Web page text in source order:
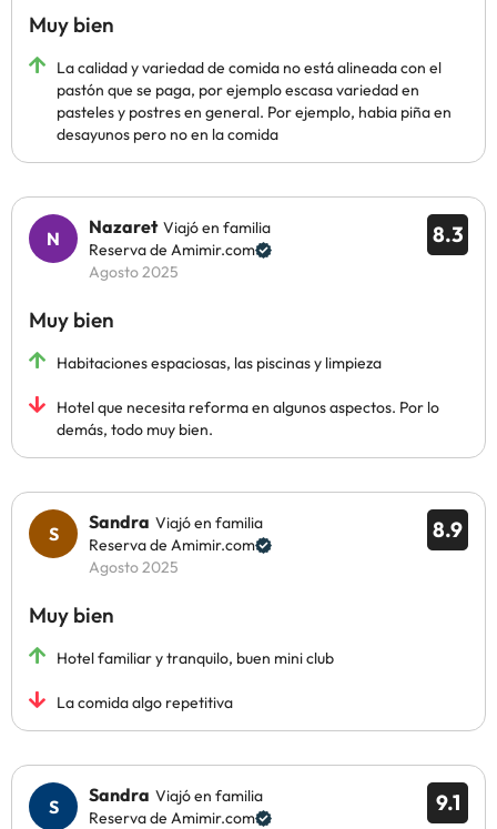
Muy bien
La calidad y variedad de comida no está alineada con el
pastón que se paga, por ejemplo escasa variedad en
pasteles y postres en general. Por ejemplo, habia piña en
desayunos pero no en la comida
8.3
Nazaret Viajó en familia
Reserva de Amimir.com
Agosto 2025
Muy bien
Habitaciones espaciosas, las piscinas y limpieza
Hotel que necesita reforma en algunos aspectos. Por lo
demás, todo muy bien.
8.9
Sandra Viajó en familia
Reserva de Amimir.com
Agosto 2025
Muy bien
Hotel familiar y tranquilo, buen mini club
La comida algo repetitiva
9.1
Sandra Viajó en familia
Reserva de Amimir.com